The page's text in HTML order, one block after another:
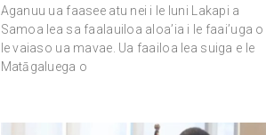
Aganuu ua faasee atu nei i le Iuni Lakapi a
Samoa lea sa faalauiloa aloa’ia i le faai’uga o
le vaiaso ua mavae. Ua faailoa lea suiga e le
Matāgaluega o